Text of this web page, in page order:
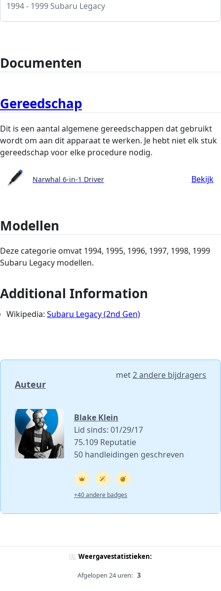
1994 - 1999 Subaru Legacy
Documenten
Gereedschap
Dit is een aantal algemene gereedschappen dat gebruikt
wordt om aan dit apparaat te werken. Je hebt niet elk stuk
gereedschap voor elke procedure nodig.
Narwhal 6-in-1 Driver Bekijk
Modellen
Deze categorie omvat 1994, 1995, 1996, 1997, 1998, 1999
Subaru Legacy modellen.
Additional Information
Wikipedia:Subaru Legacy (2nd Gen)
Auteur
met2 andere bijdragers
Blake Klein
Lid sinds: 01/29/17
75.109 Reputatie
50 handleidingen geschreven
+40 andere badges
Weergavestatistieken:
Afgelopen 24 uren: 3